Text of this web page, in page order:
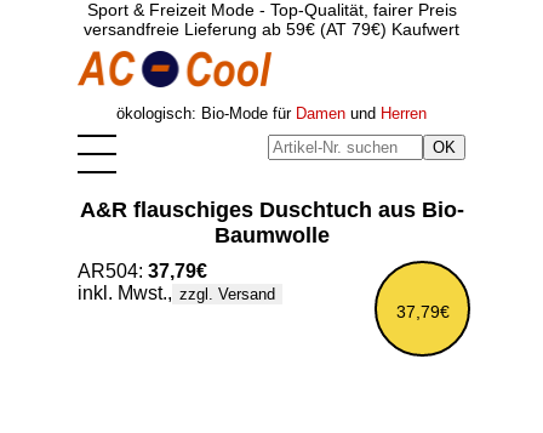
Sport & Freizeit Mode - Top-Qualität, fairer Preis
versandfreie Lieferung ab 59€ (AT 79€) Kaufwert
ökologisch: Bio-Mode für Damen und Herren
A&R flauschiges Duschtuch aus Bio-
Baumwolle
37,79€
AR504: 37,79€
inkl. Mwst., zzgl. Versand